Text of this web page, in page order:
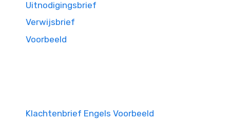
Uitnodigingsbrief
Verwijsbrief
Voorbeeld
Klachtenbrief Engels Voorbeeld